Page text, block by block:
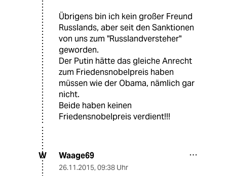
Übrigens bin ich kein großer Freund
Russlands, aber seit den Sanktionen
von uns zum "Russlandversteher"
geworden.
Der Putin hätte das gleiche Anrecht
zum Friedensnobelpreis haben
müssen wie der Obama, nämlich gar
nicht.
Beide haben keinen
Friedensnobelpreis verdient!!!
W Waage69
26.11.2015, 09:38 Uhr